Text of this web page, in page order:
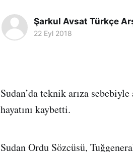
Şarkul Avsat Türkçe
22 Eyl 2018
Sudan’da teknik arıza
hayatını kaybetti.
Sudan Ordu Sözcüsü,